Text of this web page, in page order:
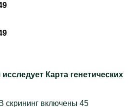
Карта генетических
В скрининг включены 45